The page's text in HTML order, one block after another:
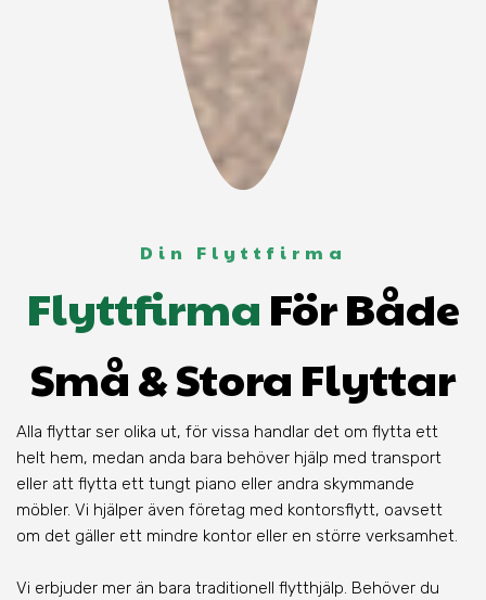
Din Flyttfirma
FlyttfirmaFör Både
Små & Stora Flyttar
Alla flyttar ser olika ut, för vissa handlar det om flytta ett
helt hem, medan anda bara behöver hjälp med transport
eller att flytta ett tungt piano eller andra skymmande
möbler. Vi hjälper även företag med kontorsflytt, oavsett
om det gäller ett mindre kontor eller en större verksamhet.
Vi erbjuder mer än bara traditionell flytthjälp. Behöver du